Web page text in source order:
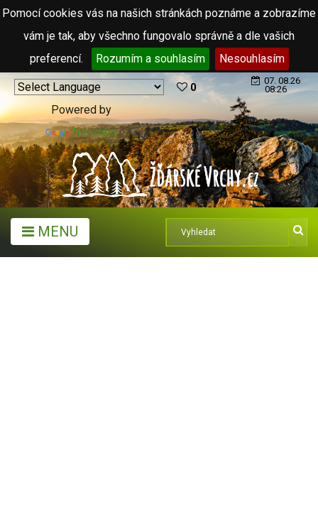
Pomocí cookies vás na našich stránkách poznáme a zobrazíme
vám je tak, aby všechno fungovalo správně a dle vašich
preferencí.
Rozumím a souhlasím Nesouhlasím
Powered by
Translate
0
07. 08.26
08:26
MENU